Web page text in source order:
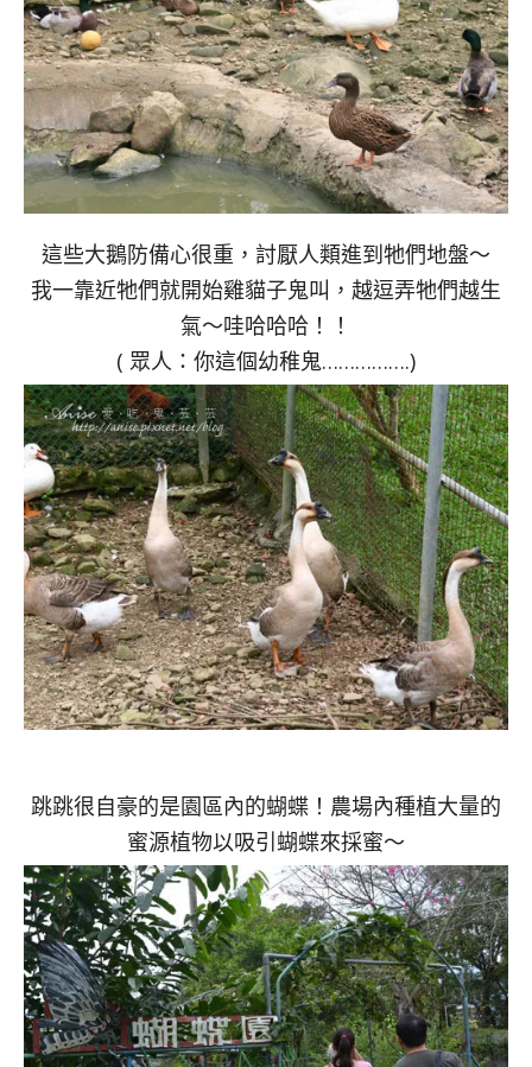
這些大鵝防備心很重，討厭人類進到牠們地盤～
我一靠近牠們就開始雞貓子鬼叫，越逗弄牠們越生
氣～哇哈哈哈！！
( 眾人：你這個幼稚鬼…………….)
跳跳很自豪的是園區內的蝴蝶！農場內種植大量的
蜜源植物以吸引蝴蝶來採蜜～